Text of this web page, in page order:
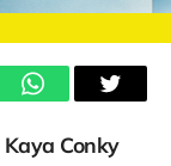
Kaya Conky